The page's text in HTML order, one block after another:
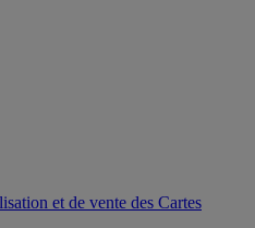
et de vente des Cartes